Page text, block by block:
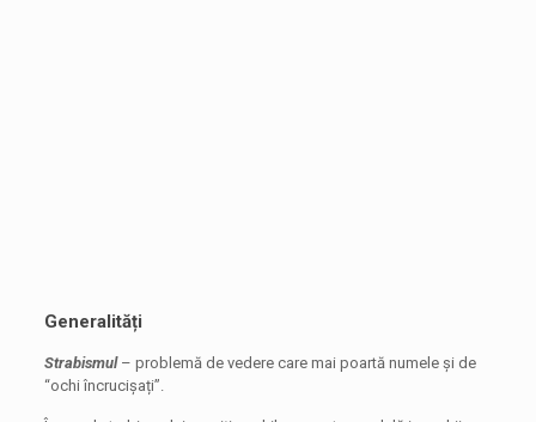
Generalități
Strabismul– problemă de vedere care mai poartă numele și de
“ochi încrucișați”.